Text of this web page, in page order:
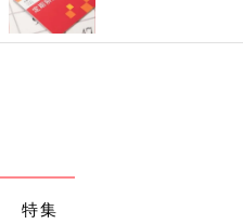
特集